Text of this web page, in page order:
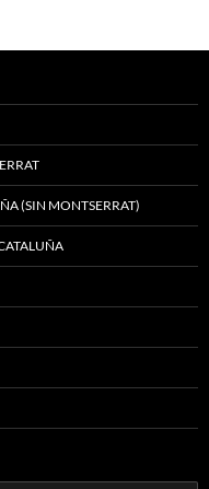
(SIN MONTSERRAT)